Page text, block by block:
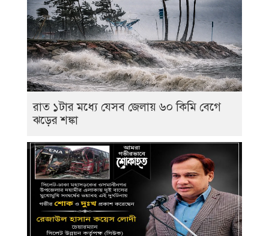
রাত ১টার মধ্যে যেসব জেলায় ৬০ কিমি বেগে
ঝড়ের শঙ্কা